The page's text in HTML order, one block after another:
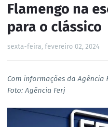
Flamengo na
para o clássico
sexta-feira, fevereiro 02, 2024
Com informações da Agência
Foto: Agência Ferj